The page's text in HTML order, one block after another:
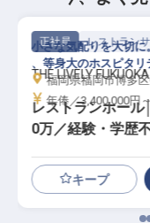
正社員 レストラン
ホテルモントレ福岡
料飲スタッフ（
月10h／年休108
中世ヨーロッパの雰
提供するのは、心に残
福岡県福岡市中央区
月給／200,000円～
キープ